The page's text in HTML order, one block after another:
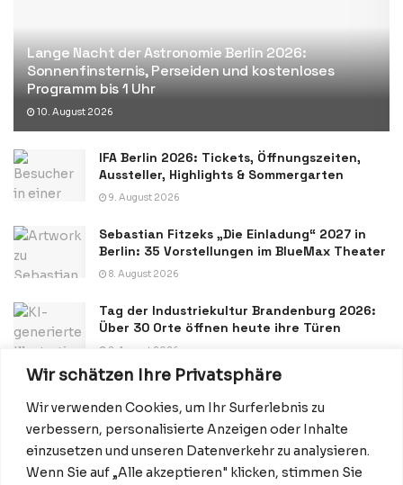
Wir schätzen Ihre Privatsphäre
Wir verwenden Cookies, um Ihr Surferlebnis zu
verbessern, personalisierte Anzeigen oder Inhalte
einzusetzen und unseren Datenverkehr zu analysieren.
Wenn Sie auf „Alle akzeptieren" klicken, stimmen Sie
Lange Nacht der Astronomie Berlin 2026:
Sonnenfinsternis, Perseiden und kostenloses
Programm bis 1 Uhr
10. August 2026
IFA Berlin 2026: Tickets, Öffnungszeiten,
Aussteller, Highlights & Sommergarten
9. August 2026
Sebastian Fitzeks „Die Einladung“ 2027 in
Berlin: 35 Vorstellungen im BlueMax Theater
8. August 2026
Tag der Industriekultur Brandenburg 2026:
Über 30 Orte öffnen heute ihre Türen
8. August 2026
Datenschutzerklärung Impressum Startseite